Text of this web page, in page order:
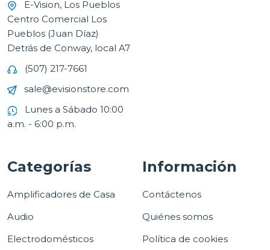
E-Vision, Los Pueblos
Centro Comercial Los
Pueblos (Juan Díaz)
Detrás de Conway, local A7
(507) 217-7661
sale@evisionstore.com
Lunes a Sábado 10:00
a.m. - 6:00 p.m.
Categorías
Amplificadores de Casa
Audio
Electrodomésticos
Información
Contáctenos
Quiénes somos
Política de cookies